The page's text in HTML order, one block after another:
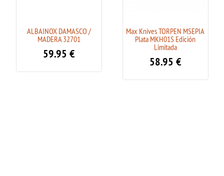
ALBAINOX DAMASCO /
MADERA 32701
59.95 €
Max Knives TORPEN MSEPIA
Plata MKH01S Edición
Limitada
58.95 €